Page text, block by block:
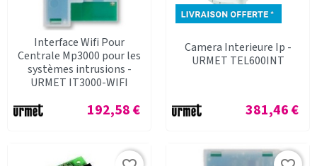
Interface Wifi Pour
Centrale Mp3000 pour les
systèmes intrusions -
URMET IT3000-WIFI
Prix
192,58 €
Camera Interieure Ip -
URMET TEL600INT
Prix
381,46 €